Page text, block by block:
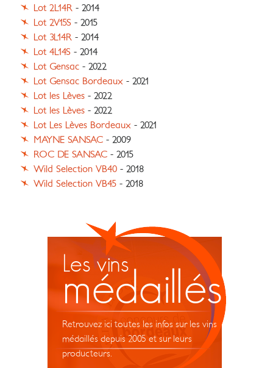
Lot 2L14R - 2014
Lot 2V15S - 2015
Lot 3L14R - 2014
Lot 4L14S - 2014
Lot Gensac - 2022
Lot Gensac Bordeaux - 2021
Lot les Lèves - 2022
Lot les Lèves - 2022
Lot Les Lèves Bordeaux - 2021
MAYNE SANSAC - 2009
ROC DE SANSAC - 2015
Wild Selection VB40 - 2018
Wild Selection VB45 - 2018
Les vins
médaillés
Retrouvez ici toutes les infos sur les vins
médaillés depuis 2005 et sur leurs
producteurs.